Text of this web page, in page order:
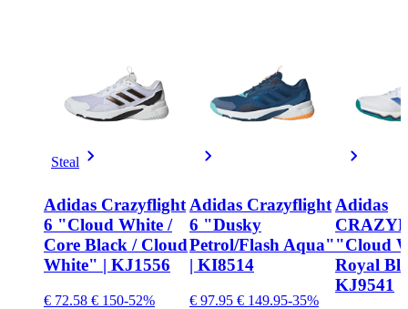
Steal
Adidas Crazyflight
6 "Cloud White /
Core Black / Cloud
White" | KJ1556
€ 72.58 € 150-52%
Adidas Crazyflight
6 "Dusky
Petrol/Flash Aqua"
| KI8514
€ 97.95 € 149.95-35%
Adidas
"Cloud
Royal
KJ9541